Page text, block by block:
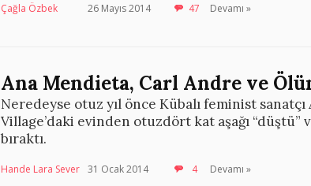
Çağla Özbek 26 Mayıs 2014 47 Devamı »
Ana Mendieta, Carl Andre ve
Neredeyse otuz yıl önce Kübalı feminist
Village’daki evinden otuzdört kat aşağı “düştü”
bıraktı.
Hande Lara Sever 31 Ocak 2014 4 Devamı »